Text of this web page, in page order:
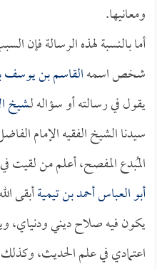
ومعانيها.
أما بالنسبة لهذه الرسالة فإن
شخص اسمهالقاسم بن يوسف
يقول في رسالته أو سؤاله لـشيخ
سيدنا الشيخ الفقيه الإمام
المُبدع المفصح، أعلم من لقيت
أبو العباس أحمد بن تيميةأبقى
يكون فيه صلاح ديني ودنياي،
اعتمادي في علم الحديث،